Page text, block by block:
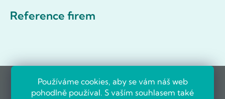
Používáme cookies, aby se vám náš web
pohodlně používal. S vaším souhlasem také
Reference firem